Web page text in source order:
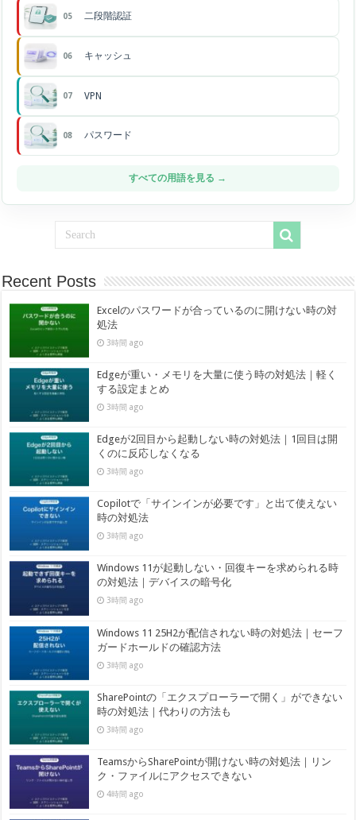
05 二段階認証
06 キャッシュ
07 VPN
08 パスワード
すべての用語を見る →
Recent Posts
Excelのパスワードが合っているのに開けない時の対
処法
3時間 ago
Edgeが重い・メモリを大量に使う時の対処法｜軽く
する設定まとめ
3時間 ago
Edgeが2回目から起動しない時の対処法｜1回目は開
くのに反応しなくなる
3時間 ago
Copilotで「サインインが必要です」と出て使えない
時の対処法
3時間 ago
Windows 11が起動しない・回復キーを求められる時
の対処法｜デバイスの暗号化
3時間 ago
Windows 11 25H2が配信されない時の対処法｜セーフ
ガードホールドの確認方法
3時間 ago
SharePointの「エクスプローラーで開く」ができない
時の対処法｜代わりの方法も
3時間 ago
TeamsからSharePointが開けない時の対処法｜リン
ク・ファイルにアクセスできない
4時間 ago